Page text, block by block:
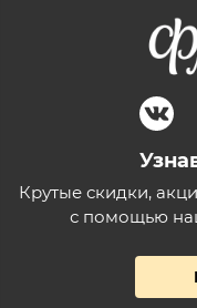
Крутые скидки,
с помощью